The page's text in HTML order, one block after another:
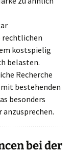
rechtlichen
kostspielig
belasten.
Recherche
bestehenden
besonders
bei der